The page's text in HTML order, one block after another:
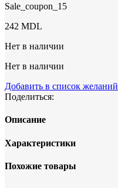
Sale_coupon_15
242 MDL
Нет в наличии
Нет в наличии
Добавить в список желаний
Поделиться:
Описание
Характеристики
Похожие товары